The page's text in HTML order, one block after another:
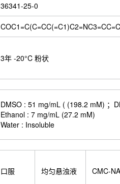
36341-25-0
3年 -20°C 粉状
DMSO : 51 mg/mL ( (198.2 mM) ；
Ethanol : 7 mg/mL (27.2 mM)
Water : Insoluble
口服 均匀悬浊液 CMC-NA